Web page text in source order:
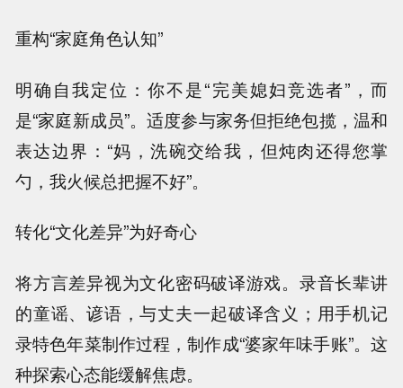
重构“家庭角色认知”
明确自我定位：你不是“完美媳妇竞选者”，而
是“家庭新成员”。适度参与家务但拒绝包揽，温和
表达边界：“妈，洗碗交给我，但炖肉还得您掌
勺，我火候总把握不好”。
转化“文化差异”为好奇心
将方言差异视为文化密码破译游戏。录音长辈讲
的童谣、谚语，与丈夫一起破译含义；用手机记
录特色年菜制作过程，制作成“婆家年味手账”。这
种探索心态能缓解焦虑。